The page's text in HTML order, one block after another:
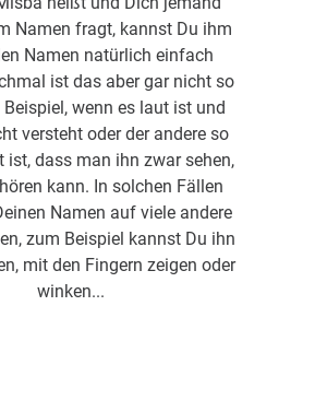
Namen fragt, kannst Du ihm
Namen natürlich einfach
ist das aber gar nicht so
Beispiel, wenn es laut ist und
versteht oder der andere so
ist, dass man ihn zwar sehen,
kann. In solchen Fällen
Namen auf viele andere
zum Beispiel kannst Du ihn
mit den Fingern zeigen oder
winken...